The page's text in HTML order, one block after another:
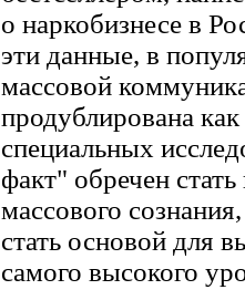
о наркобизнесе в
эти данные, в
массовой
продублирована
специальных
факт" обречен
массового
стать основой для
самого высокого